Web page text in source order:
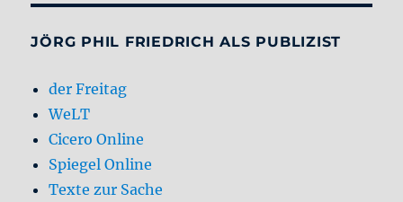
JÖRG PHIL FRIEDRICH ALS PUBLIZIST
der Freitag
WeLT
Cicero Online
Spiegel Online
Texte zur Sache